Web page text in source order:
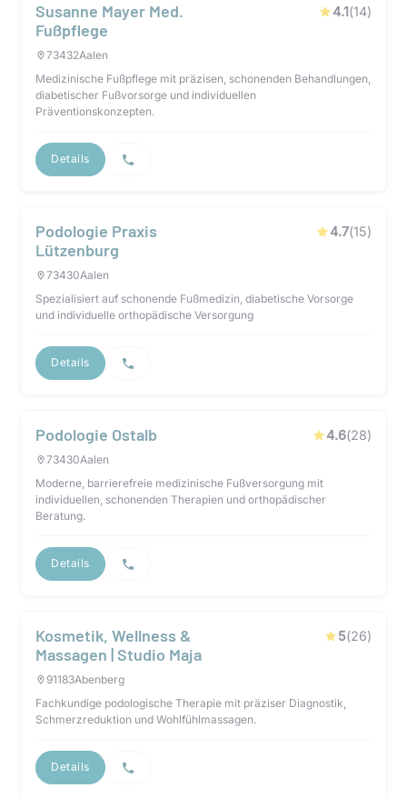
Susanne Mayer Med.
Fußpflege
4.1(14)
73432Aalen
Medizinische Fußpflege mit präzisen, schonenden Behandlungen,
diabetischer Fußvorsorge und individuellen
Präventionskonzepten.
Details
Podologie Praxis
Lützenburg
4.7(15)
73430Aalen
Spezialisiert auf schonende Fußmedizin, diabetische Vorsorge
und individuelle orthopädische Versorgung
Details
Podologie Ostalb 4.6(28)
73430Aalen
Moderne, barrierefreie medizinische Fußversorgung mit
individuellen, schonenden Therapien und orthopädischer
Beratung.
Details
Kosmetik, Wellness &
Massagen | Studio Maja
5(26)
91183Abenberg
Fachkundige podologische Therapie mit präziser Diagnostik,
Schmerzreduktion und Wohlfühlmassagen.
Details